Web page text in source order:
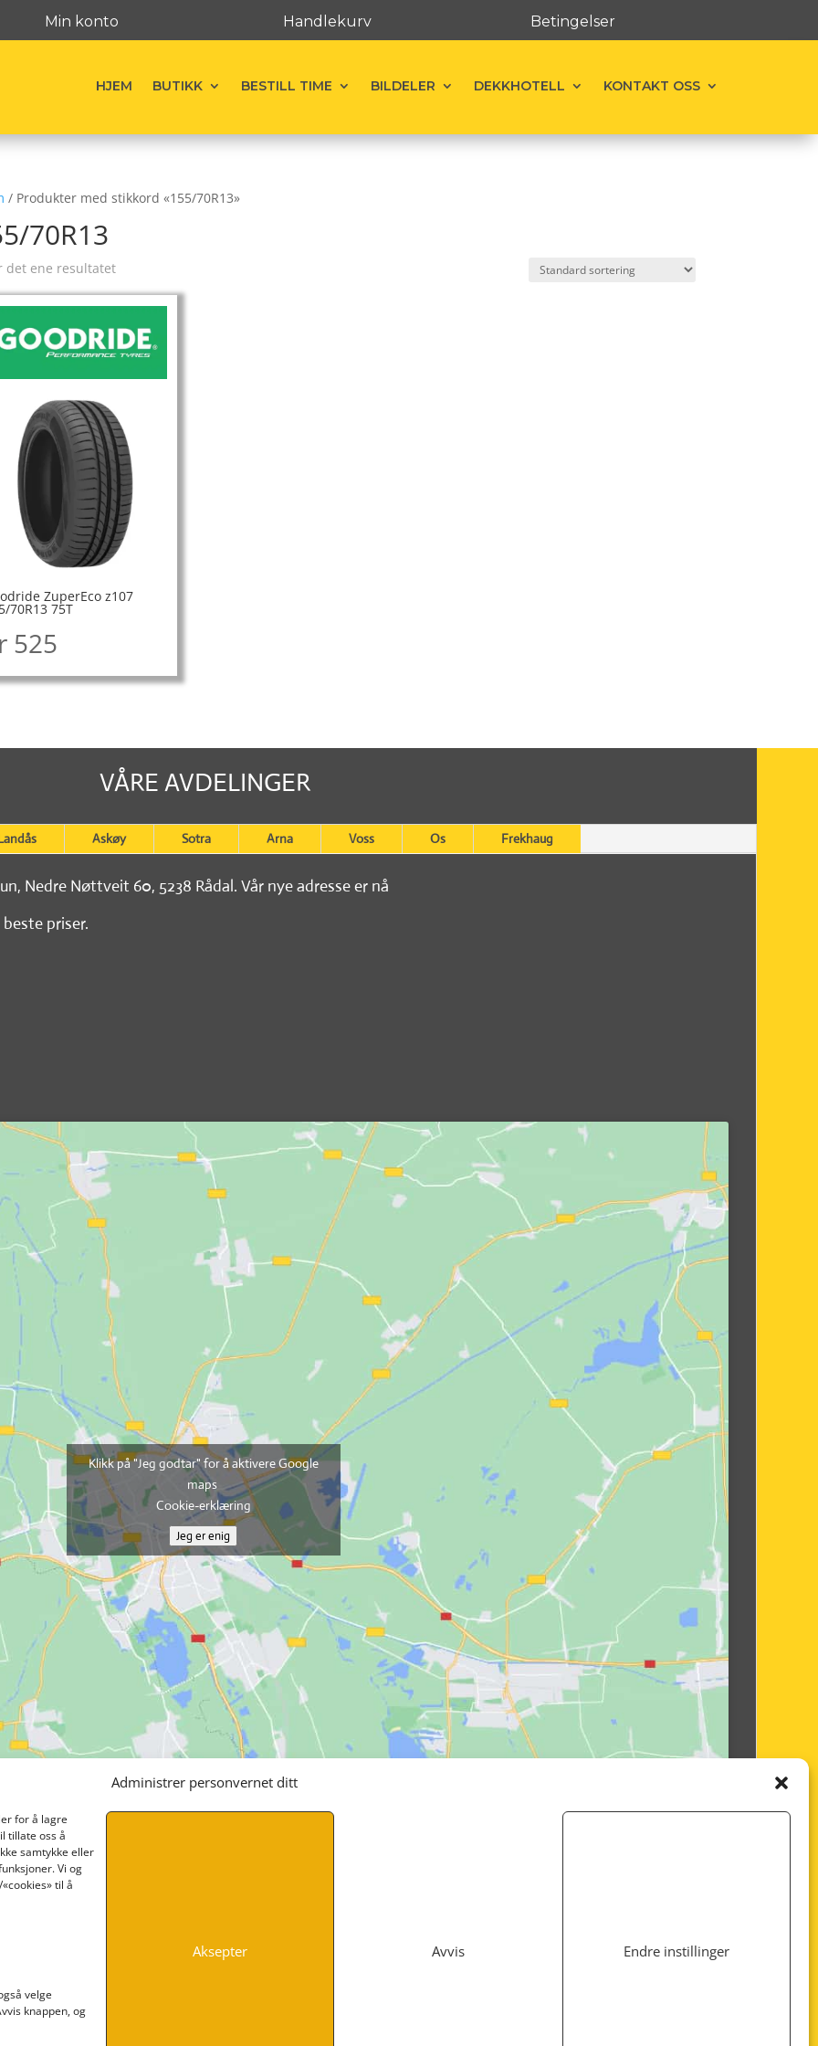
Administrer personvernet ditt
for å lagre
tillate oss å
samtykke eller
Vi og
til å
velge
knappen, og
Aksepter Avvis Endre instillinger
Min konto Handlekurv Betingelser
HJEM BUTIKK BESTILL TIME BILDELER DEKKHOTELL KONTAKT OSS
/ Produkter med stikkord «155/70R13»
70R13
det ene resultatet
ZuperEco z107
70R13 75T
525
VÅRE AVDELINGER
Askøy Sotra Arna Voss Os Frekhaug
Nedre Nøttveit 60, 5238 Rådal. Vår nye adresse er nå
priser.
Klikk på "Jeg godtar" for å aktivere Google
maps
Cookie-erklæring
Jeg er enig
INFORMASJON